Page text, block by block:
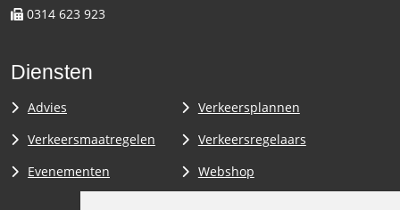
0314 623 923
Diensten
Advies
Verkeersplannen
Verkeersmaatregelen
Verkeersregelaars
Evenementen
Webshop